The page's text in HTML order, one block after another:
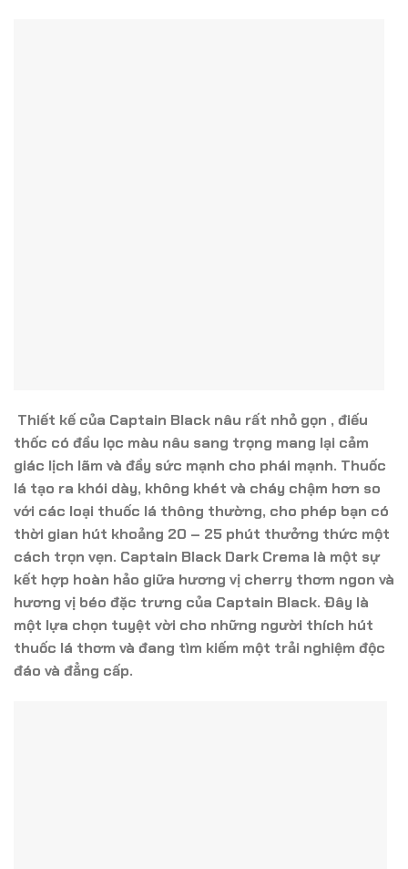
Thiết kế của Captain Black nâu rất nhỏ gọn , điếu
thốc có đầu lọc màu nâu sang trọng mang lại cảm
giác lịch lãm và đầy sức mạnh cho phái mạnh. Thuốc
lá tạo ra khói dày, không khét và cháy chậm hơn so
với các loại thuốc lá thông thường, cho phép bạn có
thời gian hút khoảng 20 – 25 phút thưởng thức một
cách trọn vẹn. Captain Black Dark Crema là một sự
kết hợp hoàn hảo giữa hương vị cherry thơm ngon và
hương vị béo đặc trưng của Captain Black. Đây là
một lựa chọn tuyệt vời cho những người thích hút
thuốc lá thơm và đang tìm kiếm một trải nghiệm độc
đáo và đẳng cấp.